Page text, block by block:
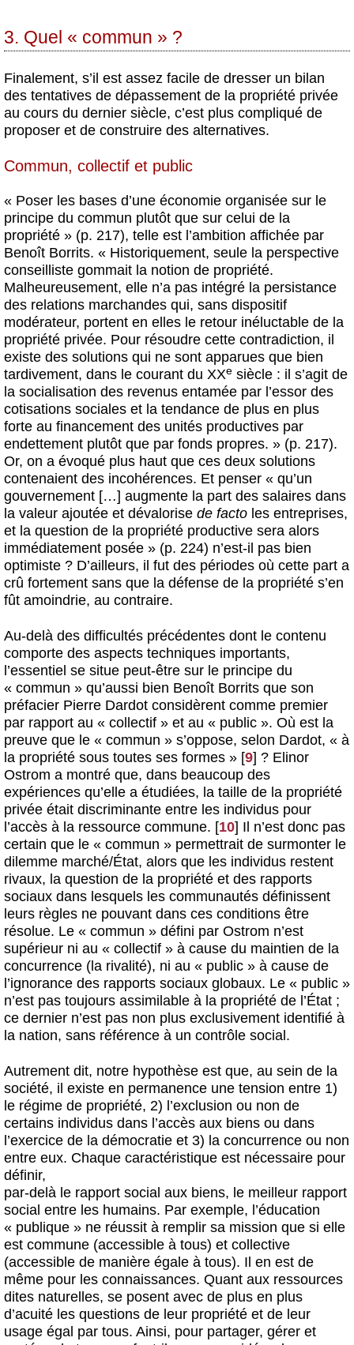
3. Quel « commun » ?
Finalement, s’il est assez facile de dresser un bilan
des tentatives de dépassement de la propriété privée
au cours du dernier siècle, c’est plus compliqué de
proposer et de construire des alternatives.
Commun, collectif et public
« Poser les bases d’une économie organisée sur le
principe du commun plutôt que sur celui de la
propriété » (p. 217), telle est l’ambition affichée par
Benoît Borrits. « Historiquement, seule la perspective
conseilliste gommait la notion de propriété.
Malheureusement, elle n’a pas intégré la persistance
des relations marchandes qui, sans dispositif
modérateur, portent en elles le retour inéluctable de la
propriété privée. Pour résoudre cette contradiction, il
existe des solutions qui ne sont apparues que bien
tardivement, dans le courant du XXe siècle : il s’agit de
la socialisation des revenus entamée par l’essor des
cotisations sociales et la tendance de plus en plus
forte au financement des unités productives par
endettement plutôt que par fonds propres. » (p. 217).
Or, on a évoqué plus haut que ces deux solutions
contenaient des incohérences. Et penser « qu’un
gouvernement […] augmente la part des salaires dans
la valeur ajoutée et dévalorise de facto les entreprises,
et la question de la propriété productive sera alors
immédiatement posée » (p. 224) n’est-il pas bien
optimiste ? D’ailleurs, il fut des périodes où cette part a
crû fortement sans que la défense de la propriété s’en
fût amoindrie, au contraire.
Au-delà des difficultés précédentes dont le contenu
comporte des aspects techniques importants,
l’essentiel se situe peut-être sur le principe du
« commun » qu’aussi bien Benoît Borrits que son
préfacier Pierre Dardot considèrent comme premier
par rapport au « collectif » et au « public ». Où est la
preuve que le « commun » s’oppose, selon Dardot, « à
la propriété sous toutes ses formes » [9] ? Elinor
Ostrom a montré que, dans beaucoup des
expériences qu’elle a étudiées, la taille de la propriété
privée était discriminante entre les individus pour
l’accès à la ressource commune. [10] Il n’est donc pas
certain que le « commun » permettrait de surmonter le
dilemme marché/État, alors que les individus restent
rivaux, la question de la propriété et des rapports
sociaux dans lesquels les communautés définissent
leurs règles ne pouvant dans ces conditions être
résolue. Le « commun » défini par Ostrom n’est
supérieur ni au « collectif » à cause du maintien de la
concurrence (la rivalité), ni au « public » à cause de
l’ignorance des rapports sociaux globaux. Le « public »
n’est pas toujours assimilable à la propriété de l’État ;
ce dernier n’est pas non plus exclusivement identifié à
la nation, sans référence à un contrôle social.
Autrement dit, notre hypothèse est que, au sein de la
société, il existe en permanence une tension entre 1)
le régime de propriété, 2) l’exclusion ou non de
certains individus dans l’accès aux biens ou dans
l’exercice de la démocratie et 3) la concurrence ou non
entre eux. Chaque caractéristique est nécessaire pour
définir,
par-delà le rapport social aux biens, le meilleur rapport
social entre les humains. Par exemple, l’éducation
« publique » ne réussit à remplir sa mission que si elle
est commune (accessible à tous) et collective
(accessible de manière égale à tous). Il en est de
même pour les connaissances. Quant aux ressources
dites naturelles, se posent avec de plus en plus
d’acuité les questions de leur propriété et de leur
usage égal par tous. Ainsi, pour partager, gérer et